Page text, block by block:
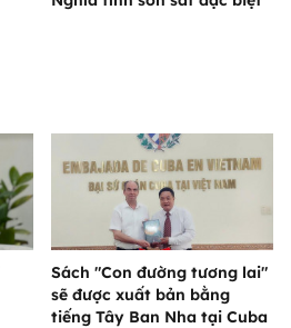
Sách "Con đường tương lai"
sẽ được xuất bản bằng
tiếng Tây Ban Nha tại Cuba